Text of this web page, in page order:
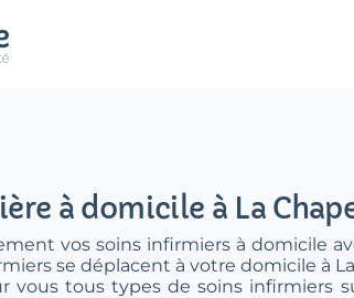
à domicile à La
vos soins infirmiers à domicile
se déplacent à votre domicile à
vous tous types de soins infirmiers